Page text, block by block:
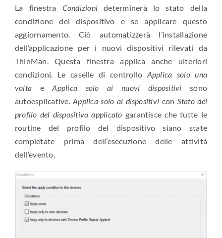
La finestra Condizioni determinerà lo stato della
condizione del dispositivo e se applicare questo
aggiornamento. Ciò automatizzerà l’installazione
dell’applicazione per i nuovi dispositivi rilevati da
ThinMan. Questa finestra applica anche ulteriori
condizioni. Le caselle di controllo Applica solo una
volta eApplica solo ai nuovi dispositivi sono
autoesplicative.Applica solo ai dispositivi con Stato del
profilo del dispositivo applicato garantisce che tutte le
routine del profilo del dispositivo siano state
completate prima dell’esecuzione delle attività
dell’evento.